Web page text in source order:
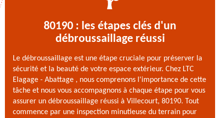
80190 : les étapes clés d'un
débroussaillage réussi
Le débroussaillage est une étape cruciale pour préserver la
sécurité et la beauté de votre espace extérieur. Chez LTC
Elagage - Abattage , nous comprenons l'importance de cette
tâche et nous vous accompagnons à chaque étape pour vous
assurer un débroussaillage réussi à Villecourt, 80190. Tout
commence par une inspection minutieuse du terrain pour